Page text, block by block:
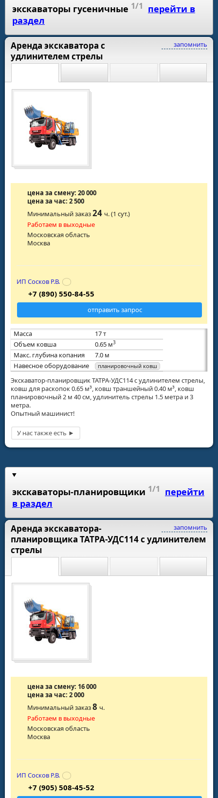
экскаваторы гусеничные 1/1 перейти в
раздел
запомнить
Аренда экскаватора с
удлинителем стрелы
Масса
17 т
Объем ковша
0.65 м3
Макс. глубина копания
7.0 м
Навесное оборудование
планировочный ковш
Экскаватор-планировщик ТАТРА-УДС114 с удлинителем стрелы,
ковш для раскопок 0.65 м³, ковш траншейный 0.40 м³, ковш
планировочный 2 м 40 см, удлинитель стрелы 1.5 метра и 3
метра.
Опытный машинист!
цена за смену: 20 000
цена за час: 2 500
Минимальный заказ24 ч. (1 сут.)
Работаем в выходные
Московская область
Москва
ИП Сосков Р.В.
+7 (890) 550-84-55
отправить запрос
экскаваторы-планировщики 1/1 перейти
в раздел
запомнить
Аренда экскаватора-
планировщика ТАТРА-УДС114 с удлинителем
стрелы
цена за смену: 16 000
цена за час: 2 000
Минимальный заказ8 ч.
Работаем в выходные
Московская область
Москва
ИП Сосков Р.В.
+7 (905) 508-45-52